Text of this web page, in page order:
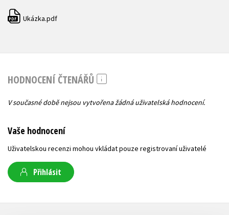
PDF Ukázka.pdf
HODNOCENÍ ČTENÁŘŮ
V současné době nejsou vytvořena žádná uživatelská hodnocení.
Vaše hodnocení
Uživatelskou recenzi mohou vkládat pouze registrovaní uživatelé
Přihlásit